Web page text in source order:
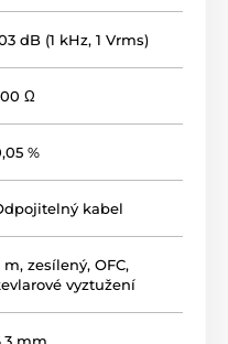
dB (1 kHz, 1 Vrms)
Ω
%
kabel
m, zesílený, OFC,
vyztužení
mm